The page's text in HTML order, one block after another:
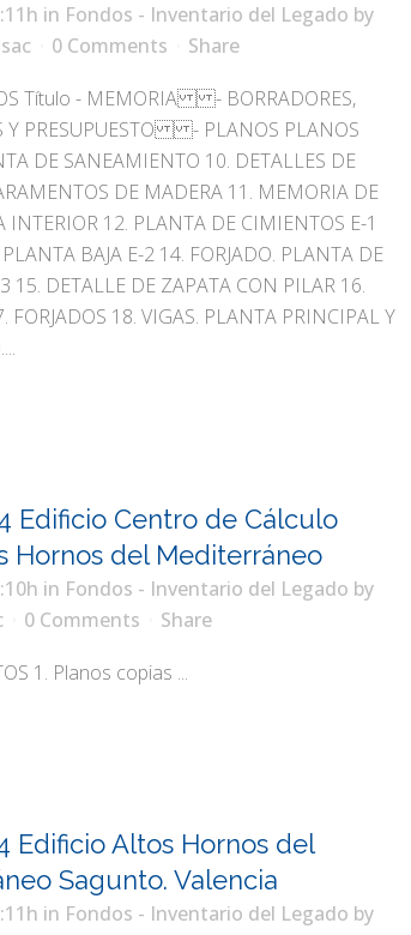
in Fondos - Inventario del Legado by
0 Comments
Share
Título - MEMORIA - BORRADORES,
Y PRESUPUESTO - PLANOS PLANOS
DE SANEAMIENTO 10. DETALLES DE
DE MADERA 11. MEMORIA DE
INTERIOR 12. PLANTA DE CIMIENTOS E-1
BAJA E-2 14. FORJADO. PLANTA DE
15. DETALLE DE ZAPATA CON PILAR 16.
FORJADOS 18. VIGAS. PLANTA PRINCIPAL Y
Edificio Centro de Cálculo
Hornos del Mediterráneo
in Fondos - Inventario del Legado by
0 Comments
Share
1. Planos copias ...
Edificio Altos Hornos del
Sagunto. Valencia
in Fondos - Inventario del Legado by